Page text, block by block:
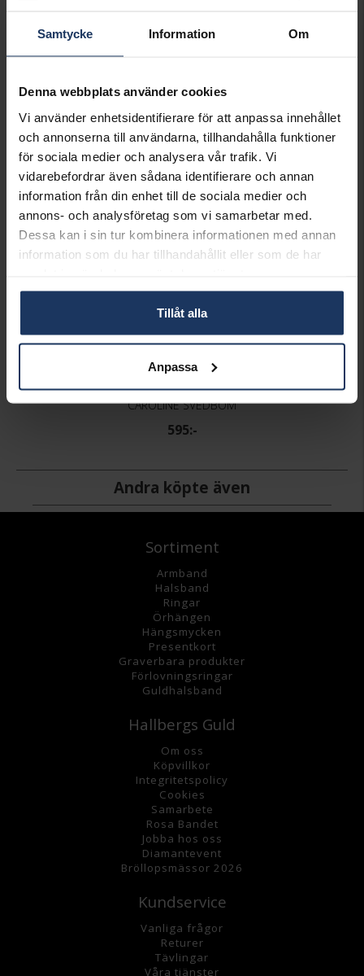
Samtycke Information Om
Denna webbplats använder cookies
Vi använder enhetsidentifierare för att anpassa innehållet
och annonserna till användarna, tillhandahålla funktioner
för sociala medier och analysera vår trafik. Vi
vidarebefordrar även sådana identifierare och annan
information från din enhet till de sociala medier och
annons- och analysföretag som vi samarbetar med.
Dessa kan i sin tur kombinera informationen med annan
information som du har tillhandahållit eller som de har
Tillåt alla
Anpassa
Leveranstid 2-5 arbetsdagar.
Matchande produkter och andra varianter
Armband Mini Twisted
CAROLINE SVEDBOM
595:-
Andra köpte även
Sortiment
Armband
Halsband
Ringar
Örhängen
Hängsmycken
Presentkort
Graverbara produkter
Förlovningsringar
Guldhalsband
Hallbergs Guld
Om oss
Köpvillkor
Integritetspolicy
Cookies
Samarbete
Rosa Bandet
Jobba hos oss
Diamantevent
Bröllopsmässor 2026
Kundservice
Vanliga frågor
Returer
Tävlingar
Våra tjänster